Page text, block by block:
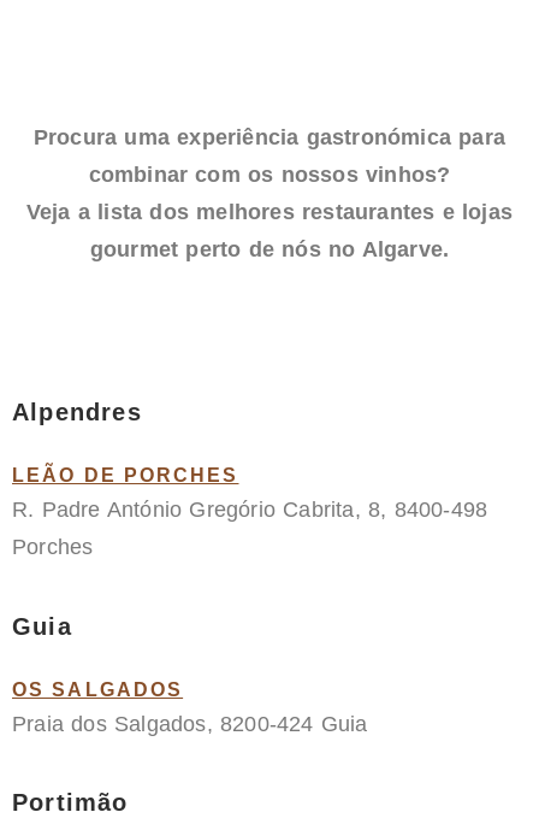
Procura uma experiência gastronómica para
combinar com os nossos vinhos?
Veja a lista dos melhores restaurantes e lojas
gourmet perto de nós no Algarve.
Alpendres
LEÃO DE PORCHES
R. Padre António Gregório Cabrita, 8, 8400-498
Porches
Guia
OS SALGADOS
Praia dos Salgados, 8200-424 Guia
Portimão